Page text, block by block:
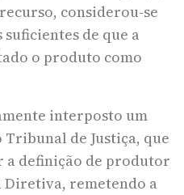
considerou-se
de que a
o produto como
interposto um
de Justiça, que
a definição de produtor
Diretiva, remetendo a